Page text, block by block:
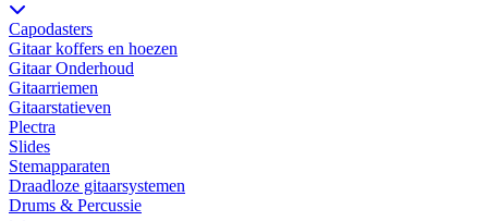
Capodasters
Gitaar koffers en hoezen
Gitaar Onderhoud
Gitaarriemen
Gitaarstatieven
Plectra
Slides
Stemapparaten
Draadloze gitaarsystemen
Drums & Percussie